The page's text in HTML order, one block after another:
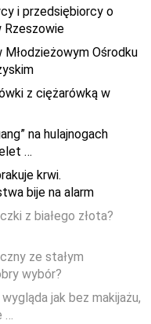
i przedsiębiorcy o
Rzeszowie
Ośrodku
z ciężarówką w
na hulajnogach
…
krwi.
bije na alarm
z białego złota?
ze stałym
wybór?
jak bez makijażu,
…